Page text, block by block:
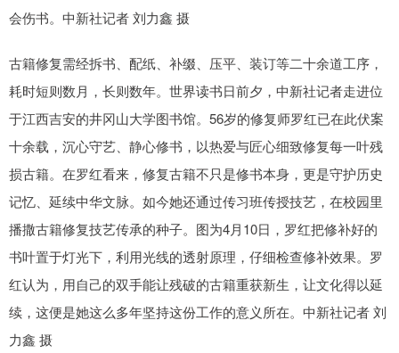
会伤书。中新社记者 刘力鑫 摄
古籍修复需经拆书、配纸、补缀、压平、装订等二十余道工序，
耗时短则数月，长则数年。世界读书日前夕，中新社记者走进位
于江西吉安的井冈山大学图书馆。56岁的修复师罗红已在此伏案
十余载，沉心守艺、静心修书，以热爱与匠心细致修复每一叶残
损古籍。在罗红看来，修复古籍不只是修书本身，更是守护历史
记忆、延续中华文脉。如今她还通过传习班传授技艺，在校园里
播撒古籍修复技艺传承的种子。图为4月10日，罗红把修补好的
书叶置于灯光下，利用光线的透射原理，仔细检查修补效果。罗
红认为，用自己的双手能让残破的古籍重获新生，让文化得以延
续，这便是她这么多年坚持这份工作的意义所在。中新社记者 刘
力鑫 摄